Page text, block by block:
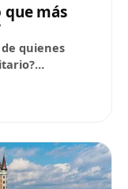
que más
quienes